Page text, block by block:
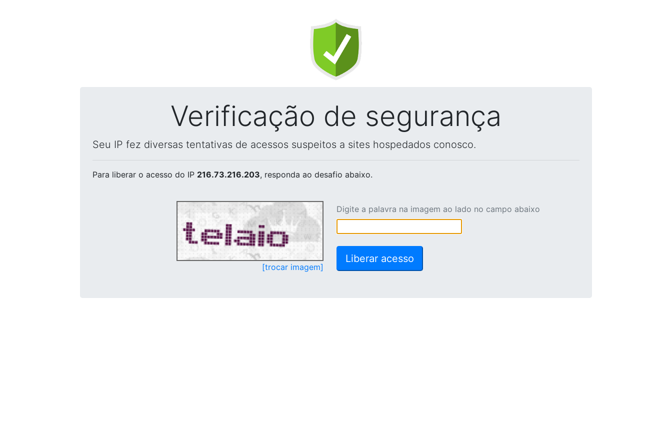
Verificação de segurança
Seu IP fez diversas tentativas de acessos suspeitos a sites hospedados conosco.
Para liberar o acesso do IP 216.73.216.203, responda ao desafio abaixo.
[trocar imagem]
Digite a palavra na imagem ao lado no campo abaixo